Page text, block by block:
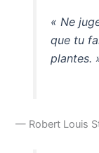
« Ne
que tu
plantes.
— Robert Louis